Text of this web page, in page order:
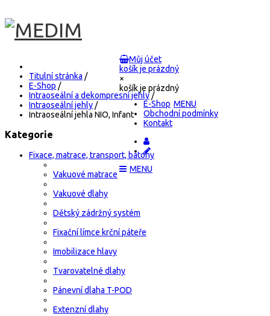
Můj účet
košík je prázdný
×
košík je prázdný
E-Shop
Obchodní podmínky
Kontakt
Titulní stránka /
E-Shop /
Intraoseální a dekompresní jehly /
Intraoseální jehly /
Intraoseální jehla NIO, Infant
Kategorie
Fixace, matrace, transport, batohy
Vakuové matrace
Vakuové dlahy
Dětský zádržný systém
Fixační límce krční páteře
Imobilizace hlavy
Tvarovatelné dlahy
Pánevní dlaha T-POD
Extenzní dlahy